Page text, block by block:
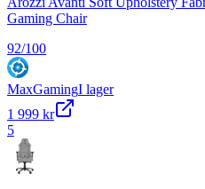
Gaming Chair
92/100
MaxGamingI lager
1 999 kr
5